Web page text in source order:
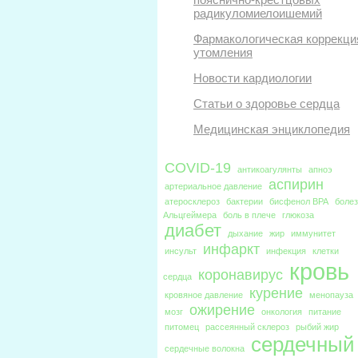
радикуломиелоишемий
Фармакологическая
утомления
Новости кардиологии
Статьи о здоровье сердца
Медицинская энциклопедия
COVID-19 антикоагулянты
апноэ
артериальное давление
аспирин
атеросклероз бактерии бисфенол BPA
Альцгеймера
боль в плече глюкоза
диабет дыхание жир
иммунитет
инсульт
инфаркт инфекция клетки
сердца коронавирус кровь
кровяное давление курение
менопауза
мозг
ожирение онкология
питание
питомец
рассеянный склероз рыбий жир
сердечные волокна
сердечный